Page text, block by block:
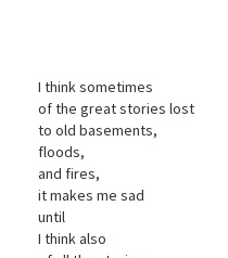
I think sometimes
of the great stories lost
to old basements,
floods,
and fires,
it makes me sad
until
I think also